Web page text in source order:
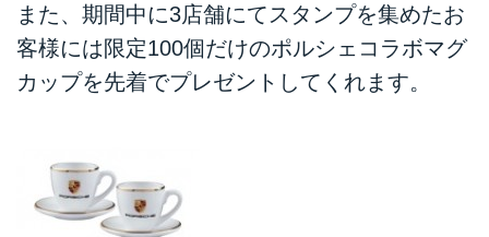
また、期間中に3店舗にてスタンプを集めたお
客様には限定100個だけのポルシェコラボマグ
カップを先着でプレゼントしてくれます。